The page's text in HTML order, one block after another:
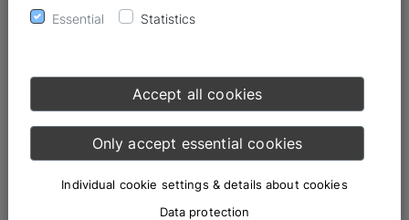
aufzugreifen.
Europarats ins Leben gerufener Aktionstag für den Datenschutz.
Er wird seit 2007 jährlich um den 28. Januar begangen. Dieses
Datum wurde gewählt, weil am 28. Januar 1981 die Europäische
Datenschutzkonvention unterzeichnet worden war.
Essential Statistics
Accept all cookies
Only accept essential cookies
Individual cookie settings & details about cookies
Data protection